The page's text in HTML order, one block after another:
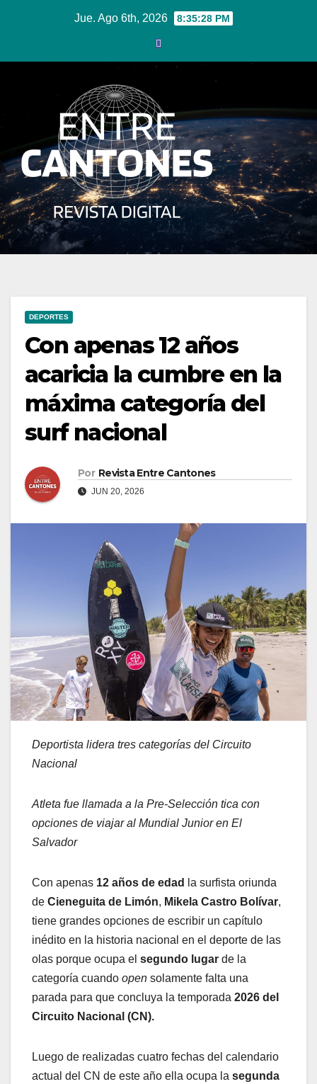
Jue. Ago 6th, 2026 8:35:28 PM
DEPORTES
Con apenas 12 años
acaricia la cumbre en la
máxima categoría del
surf nacional
Por Revista Entre Cantones
JUN 20, 2026
Deportista lidera tres categorías del Circuito
Nacional
Atleta fue llamada a la Pre-Selección tica con
opciones de viajar al Mundial Junior en El
Salvador
Con apenas 12 años de edad
la surfista oriunda
de Cieneguita de Limón, Mikela Castro Bolívar,
tiene grandes opciones de escribir un capítulo
inédito en la historia nacional en el deporte de las
olas porque ocupa el segundo lugar de la
categoría cuando open solamente falta una
parada para que concluya la temporada 2026 del
Circuito Nacional (CN).
Luego de realizadas cuatro fechas del calendario
actual del CN de este año ella ocupa la segunda